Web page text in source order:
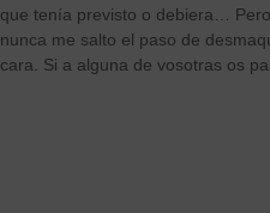
que tenía previsto o debiera…
nunca me salto el paso de
cara. Si a alguna de vosotras os